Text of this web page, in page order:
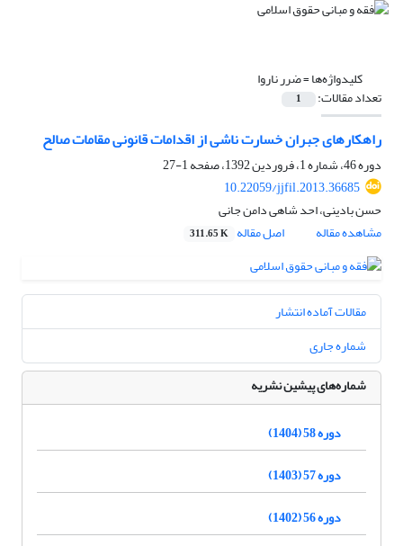
کلیدواژه‌ها =ضرر ناروا
تعداد مقالات: 1
راهکارهای جبران خسارت ناشی از اقدامات قانونی مقامات صالح
دوره 46، شماره 1، فروردین 1392، صفحه
1-27
10.22059/jjfil.2013.36685
حسن بادینی، احد شاهی دامن جانی
مشاهده مقاله
اصل مقاله 311.65 K
مقالات آماده انتشار
شماره جاری
شماره‌های پیشین نشریه
دوره 58 (1404)
دوره 57 (1403)
دوره 56 (1402)